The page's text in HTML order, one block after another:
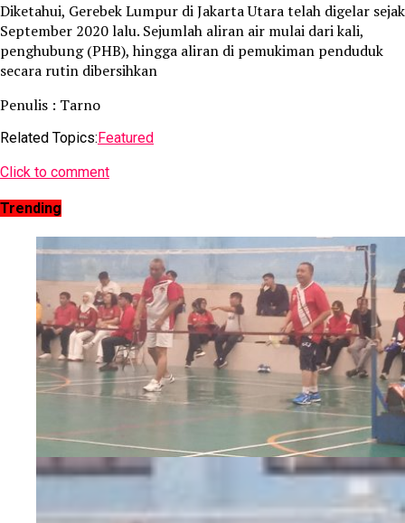
Diketahui, Gerebek Lumpur di Jakarta Utara telah digelar sejak
September 2020 lalu. Sejumlah aliran air mulai dari kali,
penghubung (PHB), hingga aliran di pemukiman penduduk
secara rutin dibersihkan
Penulis : Tarno
Related Topics:Featured
Click to comment
Trending